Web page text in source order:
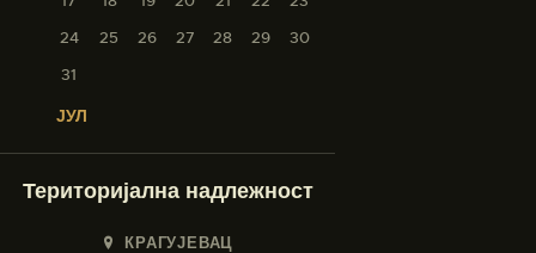
24
25 26 27 28 29
30
31
« ЈУЛ
Територијална надлежност
КРАГУЈЕВАЦ